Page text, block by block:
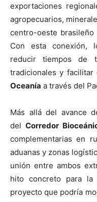
exportaciones
agropecuarios,
centro-oeste
Con esta conexión,
reducir tiempos de
tradicionales y facilitar
Oceanía a través del
Más allá del avance
del Corredor
complementarias en
aduanas y zonas
unión entre ambos
hito concreto para
proyecto que podría